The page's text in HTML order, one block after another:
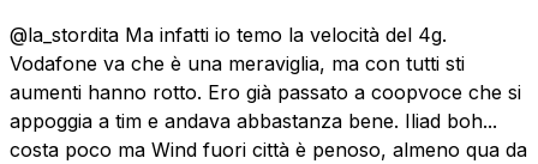
@la_stordita Ma infatti io temo la velocità del 4g.
Vodafone va che è una meraviglia, ma con tutti sti
aumenti hanno rotto. Ero già passato a coopvoce che si
appoggia a tim e andava abbastanza bene. Iliad boh...
costa poco ma Wind fuori città è penoso, almeno qua da